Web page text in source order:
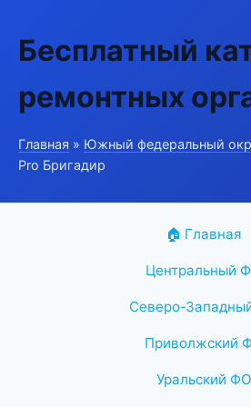
Бесплатный
ремонтных
Главная » Южный федеральный
Pro Бригадир
🏠 Главная
Центральный
Северо-
Приволжский
Уральский ФО